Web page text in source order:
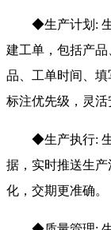
◆生产计划:
建工单，包括产
品、工单时间、
标注优先级，灵活
◆生产执行:
据，实时推送生
化，交期更准确。